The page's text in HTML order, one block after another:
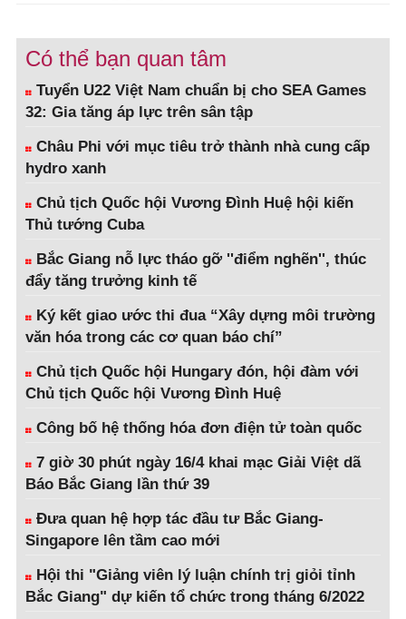
Có thể bạn quan tâm
Tuyển U22 Việt Nam chuẩn bị cho SEA Games
32: Gia tăng áp lực trên sân tập
Châu Phi với mục tiêu trở thành nhà cung cấp
hydro xanh
Chủ tịch Quốc hội Vương Đình Huệ hội kiến
Thủ tướng Cuba
Bắc Giang nỗ lực tháo gỡ ''điểm nghẽn'', thúc
đẩy tăng trưởng kinh tế
Ký kết giao ước thi đua “Xây dựng môi trường
văn hóa trong các cơ quan báo chí”
Chủ tịch Quốc hội Hungary đón, hội đàm với
Chủ tịch Quốc hội Vương Đình Huệ
Công bố hệ thống hóa đơn điện tử toàn quốc
7 giờ 30 phút ngày 16/4 khai mạc Giải Việt dã
Báo Bắc Giang lần thứ 39
Đưa quan hệ hợp tác đầu tư Bắc Giang-
Singapore lên tầm cao mới
Hội thi "Giảng viên lý luận chính trị giỏi tỉnh
Bắc Giang" dự kiến tổ chức trong tháng 6/2022